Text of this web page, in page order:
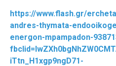
https://www.flash.gr/
andres-thymata-
energon-mpampadon-
iTtn_H1xgp9ngD71-